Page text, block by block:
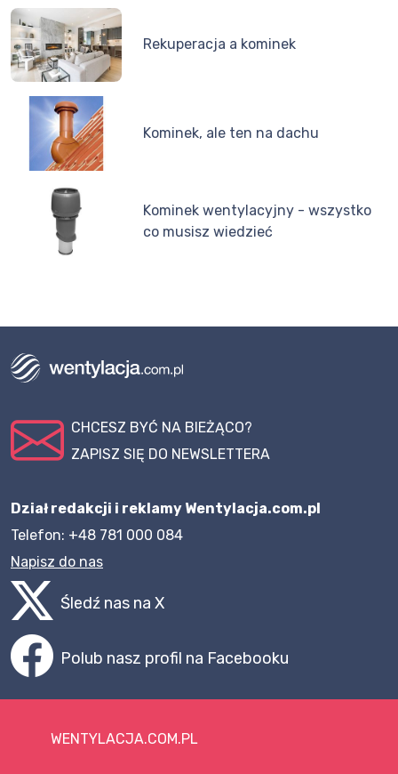
Rekuperacja a kominek
Kominek, ale ten na dachu
Kominek wentylacyjny - wszystko
co musisz wiedzieć
CHCESZ BYĆ NA BIEŻĄCO?
ZAPISZ SIĘ DO NEWSLETTERA
Dział redakcji i reklamy Wentylacja.com.pl
Telefon: +48 781 000 084
Napisz do nas
Śledź nas na X
Polub nasz profil na Facebooku
WENTYLACJA.COM.PL